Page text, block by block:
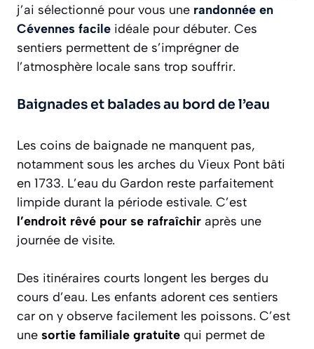
j’ai sélectionné pour vous une randonnée en
Cévennes facile idéale pour débuter. Ces
sentiers permettent de s’imprégner de
l’atmosphère locale sans trop souffrir.
Baignades et balades au bord de l’eau
Les coins de baignade ne manquent pas,
notamment sous les arches du Vieux Pont bâti
en 1733. L’eau du Gardon reste parfaitement
limpide durant la période estivale. C’est
l’endroit rêvé pour se rafraîchir après une
journée de visite.
Des itinéraires courts longent les berges du
cours d’eau. Les enfants adorent ces sentiers
car on y observe facilement les poissons. C’est
une sortie familiale gratuite qui permet de